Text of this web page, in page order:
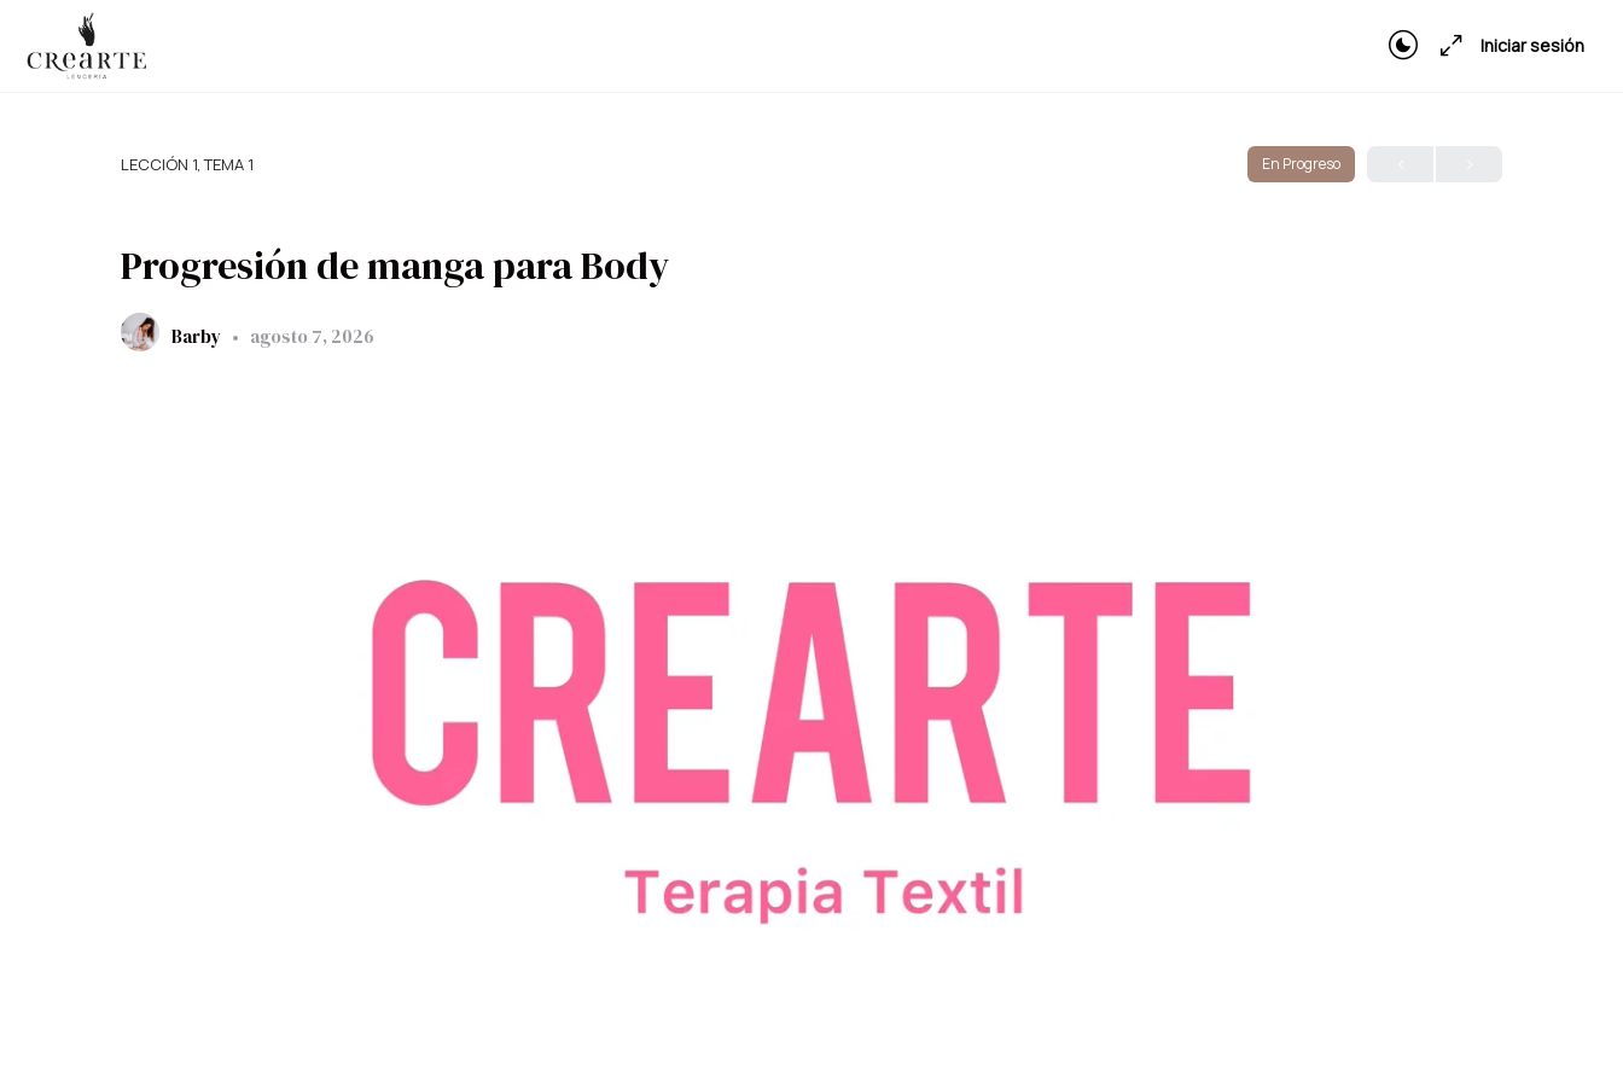
Iniciar sesión
LECCIÓN 1, TEMA 1 En Progreso
Progresión de manga para Body
Barby agosto 7, 2026